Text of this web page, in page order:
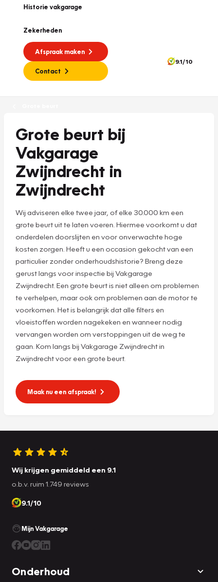
Historie vakgarage
Zekerheden
Afspraak maken
Contact
9.1/10
Grote beurt bij
Vakgarage
Zwijndrecht in
Zwijndrecht
Wij adviseren elke twee jaar, of elke 30.000 km een
grote beurt uit te laten voeren. Hiermee voorkomt u dat
onderdelen doorslijten en voor onverwachte hoge
kosten zorgen. Heeft u een occasion gekocht van een
particulier zonder onderhoudshistorie? Breng deze
gerust langs voor inspectie bij Vakgarage
Zwijndrecht. Een grote beurt is niet alleen om problemen
te verhelpen, maar ook om problemen aan de motor te
voorkomen. Het is belangrijk dat alle filters en
vloeistoffen worden nagekeken en wanneer nodig
vervangen worden om verstoppingen uit de weg te
gaan. Kom langs bij Vakgarage Zwijndrecht in
Zwijndrecht voor een grote beurt.
Maak nu een afspraak!
Wij krijgen gemiddeld een 9.1
o.b.v. ruim 1.749 reviews
9.1/10
Mijn Vakgarage
Onderhoud